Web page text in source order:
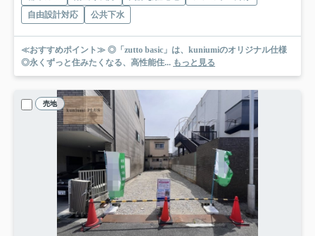
自由設計対応
公共下水
≪おすすめポイント≫ ◎「zutto basic」は、kuniumiのオリジナル仕様
◎永くずっと住みたくなる、高性能住... もっと見る
売地